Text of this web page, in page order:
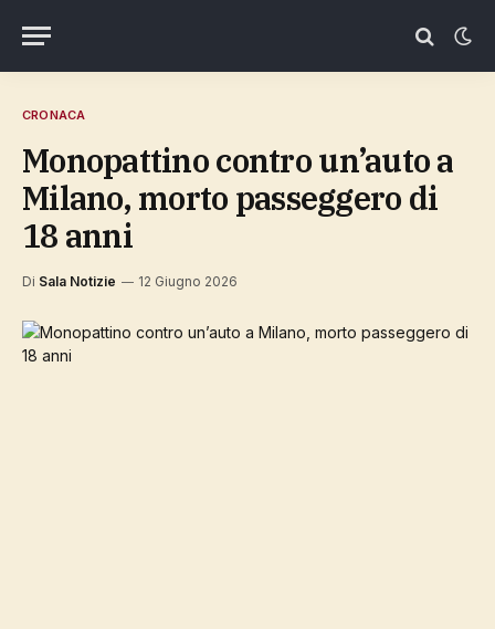
CRONACA
Monopattino contro un’auto a
Milano, morto passeggero di
18 anni
Di Sala Notizie 12 Giugno 2026